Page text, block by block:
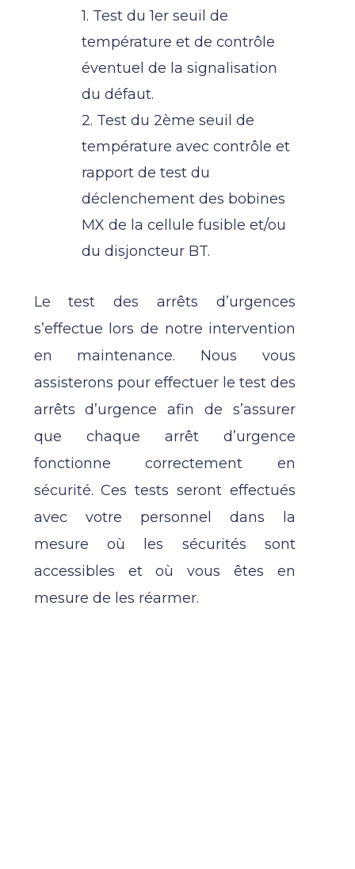
1. Test du 1er seuil de
température et de contrôle
éventuel de la signalisation
du défaut.
2. Test du 2ème seuil de
température avec contrôle et
rapport de test du
déclenchement des bobines
MX de la cellule fusible et/ou
du disjoncteur BT.
Le test des arrêts d’urgences
s’effectue lors de notre intervention
en maintenance. Nous vous
assisterons pour effectuer le test des
arrêts d’urgence afin de s’assurer
que chaque arrêt d’urgence
fonctionne correctement en
sécurité. Ces tests seront effectués
avec votre personnel dans la
mesure où les sécurités sont
accessibles et où vous êtes en
mesure de les réarmer.